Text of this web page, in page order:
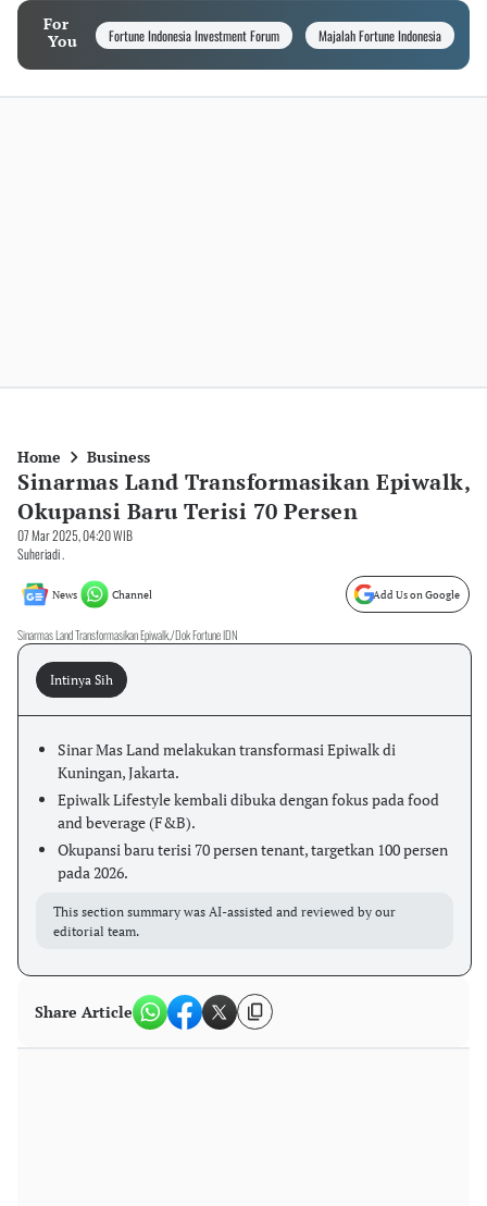
For
You
Fortune Indonesia Investment Forum Majalah Fortune Indonesia
Home Business
Sinarmas Land Transformasikan Epiwalk,
Okupansi Baru Terisi 70 Persen
07 Mar 2025, 04:20 WIB
Suheriadi .
News Channel Add Us on Google
Sinarmas Land Transformasikan Epiwalk,/Dok Fortune IDN
Intinya Sih
Sinar Mas Land melakukan transformasi Epiwalk di
Kuningan, Jakarta.
Epiwalk Lifestyle kembali dibuka dengan fokus pada food
and beverage (F&B).
Okupansi baru terisi 70 persen tenant, targetkan 100 persen
pada 2026.
This section summary was AI-assisted and reviewed by our
editorial team.
Share Article